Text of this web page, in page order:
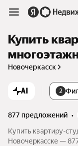
Купить
Новочеркасск
AI 2
877 предложений •
Купить квартиру-
Новочеркасске —